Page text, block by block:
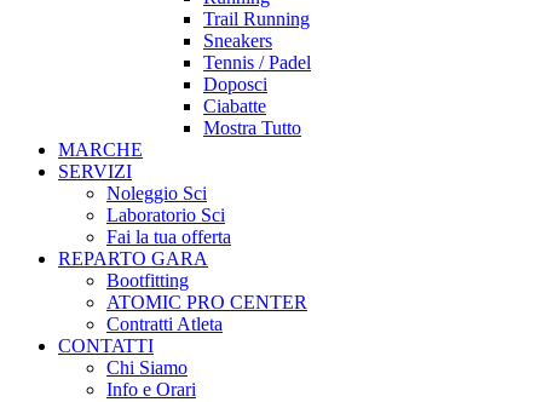
Trail Running
Sneakers
Tennis / Padel
Doposci
Ciabatte
Mostra Tutto
MARCHE
SERVIZI
Noleggio Sci
Laboratorio Sci
Fai la tua offerta
REPARTO GARA
Bootfitting
ATOMIC PRO CENTER
Contratti Atleta
CONTATTI
Chi Siamo
Info e Orari